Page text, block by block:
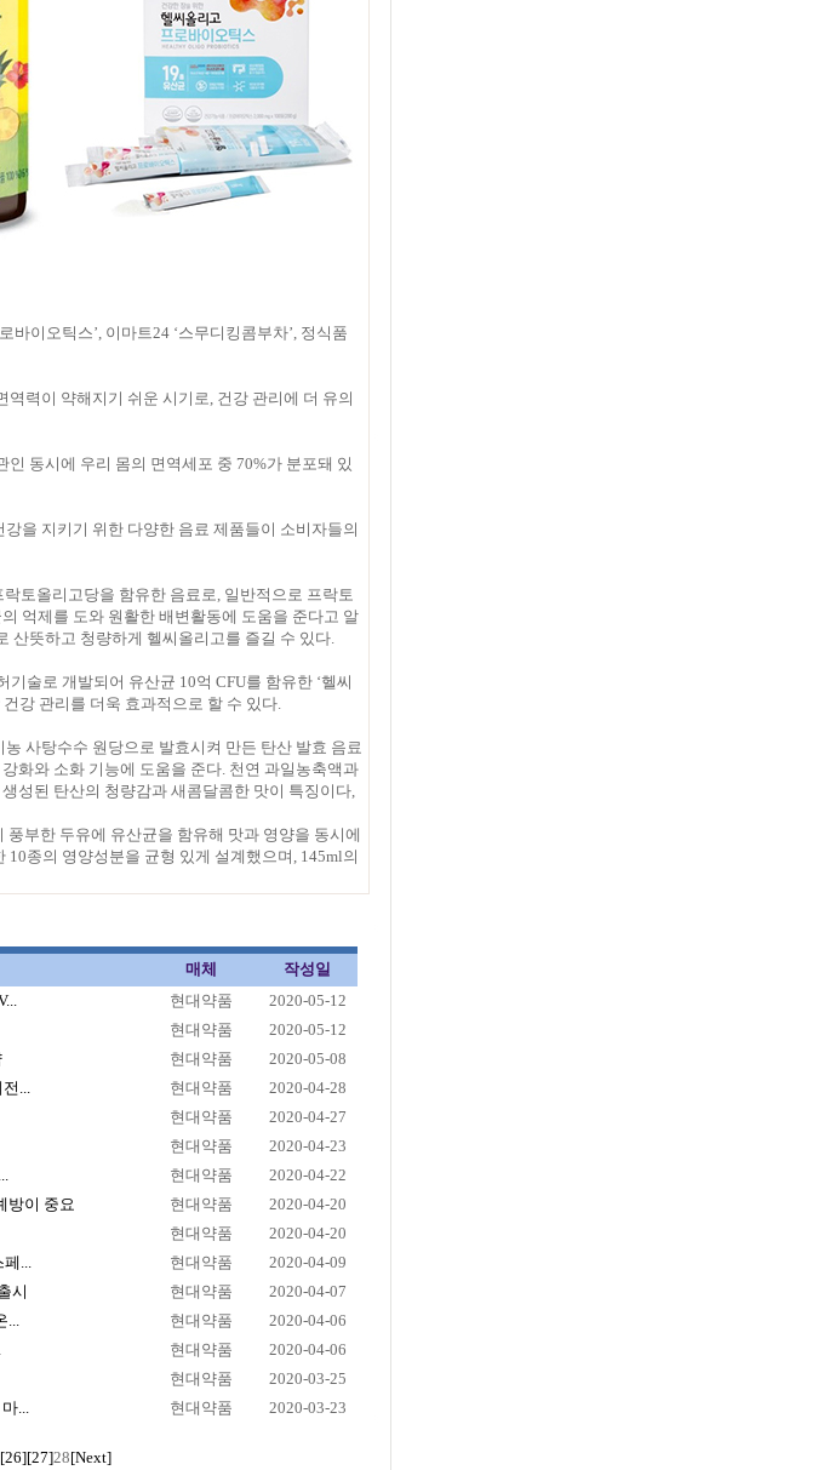
바이오틱스’, 이마트24 ‘스무디킹콤부차’, 정식품
력이 약해지기 쉬운 시기로, 건강 관리에 더 유의
동시에 우리 몸의 면역세포 중 70%가 분포돼 있
을 지키기 위한 다양한 음료 제품들이 소비자들의
토올리고당을 함유한 음료로, 일반적으로 프락토
억제를 도와 원활한 배변활동에 도움을 준다고 알
산뜻하고 청량하게 헬씨올리고를 즐길 수 있다.
술로 개발되어 유산균 10억 CFU를 함유한 ‘헬씨
강 관리를 더욱 효과적으로 할 수 있다.
사탕수수 원당으로 발효시켜 만든 탄산 발효 음료
화와 소화 기능에 도움을 준다. 천연 과일농축액과
성된 탄산의 청량감과 새콤달콤한 맛이 특징이다,
풍부한 두유에 유산균을 함유해 맛과 영양을 동시에
종의 영양성분을 균형 있게 설계했으며, 145ml의
매체
작성일
현대약품
2020-05-12
현대약품
2020-05-12
현대약품
2020-05-08
... 현대약품
2020-04-28
현대약품
2020-04-27
현대약품
2020-04-23
현대약품
2020-04-22
방이 중요 현대약품
2020-04-20
현대약품
2020-04-20
페... 현대약품
2020-04-09
시 현대약품
2020-04-07
... 현대약품
2020-04-06
현대약품
2020-04-06
현대약품
2020-03-25
... 현대약품 2020-03-23
[26][27]28[Next]